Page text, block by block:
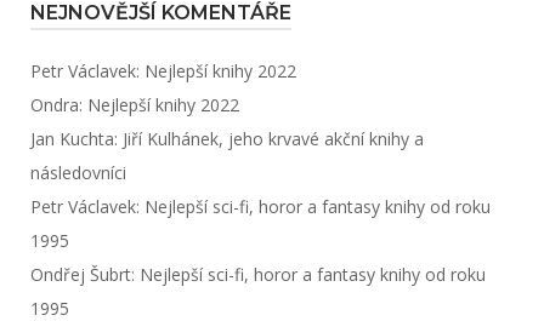
NEJNOVĚJŠÍ KOMENTÁŘE
Petr Václavek: Nejlepší knihy 2022
Ondra: Nejlepší knihy 2022
Jan Kuchta: Jiří Kulhánek, jeho krvavé akční knihy a
následovníci
Petr Václavek: Nejlepší sci-fi, horor a fantasy knihy od roku
1995
Ondřej Šubrt: Nejlepší sci-fi, horor a fantasy knihy od roku
1995